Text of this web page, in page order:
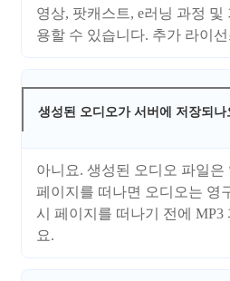
영상, 팟캐스트, e러닝 과정
용할 수 있습니다. 추가 라이
생성된 오디오가 서버에 저장되나
아니요. 생성된 오디오 파일
페이지를 떠나면 오디오는 영
시 페이지를 떠나기 전에 MP3
요.